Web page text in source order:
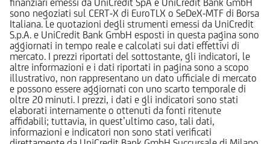
sono negoziati sul CERT-X di EuroTLX o SeDeX-MTF di Borsa
Italiana. Le quotazioni degli strumenti emessi da UniCredit
S.p.A. e UniCredit Bank GmbH esposti in questa pagina sono
aggiornati in tempo reale e calcolati sui dati effettivi di
mercato. I prezzi riportati del sottostante, gli indicatori, le
altre informazioni e i dati riportati in pagina sono a scopo
illustrativo, non rappresentano un dato ufficiale di mercato
e possono essere aggiornati con uno scarto temporale di
oltre 20 minuti. I prezzi, i dati e gli indicatori sono stati
elaborati internamente o ottenuti da fonti ritenute
affidabili; tuttavia, in quest’ultimo caso, tali dati,
informazioni e indicatori non sono stati verificati